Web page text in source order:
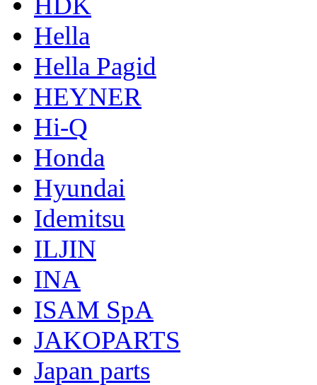
Hella
Hella Pagid
HEYNER
Hi-Q
Honda
Hyundai
Idemitsu
ILJIN
INA
ISAM SpA
JAKOPARTS
Japan parts